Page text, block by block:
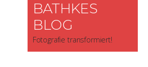
BATHKES
BLOG
Fotografie transformiert!